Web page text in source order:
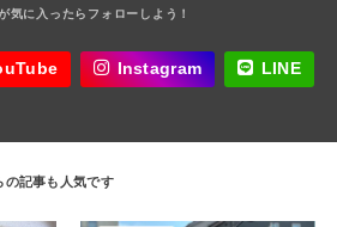
Instagram LINE